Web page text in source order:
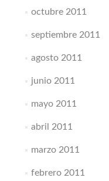
octubre 2011
septiembre 2011
agosto 2011
junio 2011
mayo 2011
abril 2011
marzo 2011
febrero 2011